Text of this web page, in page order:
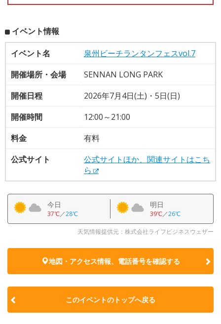
イベント情報
イベント名
泉州ビーチランタンフェスvol.7
開催場所・会場
SENNAN LONG PARK
開催日程
2026年7月4日(土)・5日(日)
開催時間
12:00～21:00
料金
有料
公式サイト
公式サイトほか、関連サイトはこち
ら
今日
37℃／28℃
明日
39℃／26℃
天気情報提供元：株式会社ライフビジネスウェザー
地図・アクセス情報、電話番号を確認する
このイベントのトップへ戻る